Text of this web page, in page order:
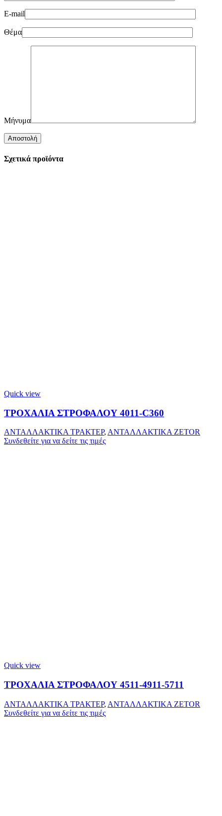
E-mail
Θέμα
Μήνυμα
Σχετικά προϊόντα
Quick view
ΤΡΟΧΑΛΙΑ ΣΤΡΟΦΑΛΟΥ 4011-C360
ΑΝΤΑΛΛΑΚΤΙΚΑ ΤΡΑΚΤΕΡ, ΑΝΤΑΛΛΑΚΤΙΚΑ ZETOR
Συνδεθείτε για να δείτε τις τιμές
Quick view
ΤΡΟΧΑΛΙΑ ΣΤΡΟΦΑΛΟΥ 4511-4911-5711
ΑΝΤΑΛΛΑΚΤΙΚΑ ΤΡΑΚΤΕΡ, ΑΝΤΑΛΛΑΚΤΙΚΑ ZETOR
Συνδεθείτε για να δείτε τις τιμές